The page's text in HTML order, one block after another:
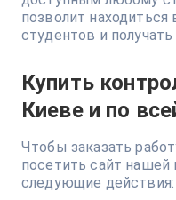
позволит
студентов и
Купить
Киеве и по
Чтобы заказать
посетить сайт
следующие действия: